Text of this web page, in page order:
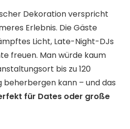
Dekoration verspricht
Erlebnis. Die Gäste
Licht, Late-Night-DJs
freuen. Man würde kaum
bis zu 120
beherbergen kann – und das
für Dates oder große